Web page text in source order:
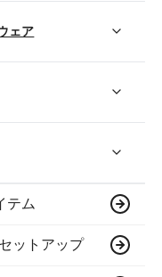
ェア
テム
ットアップ